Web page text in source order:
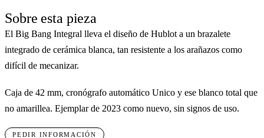
Sobre esta pieza
El Big Bang Integral lleva el diseño de Hublot a un brazalete
integrado de cerámica blanca, tan resistente a los arañazos como
difícil de mecanizar.
Caja de 42 mm, cronógrafo automático Unico y ese blanco total que
no amarillea. Ejemplar de 2023 como nuevo, sin signos de uso.
PEDIR INFORMACIÓN